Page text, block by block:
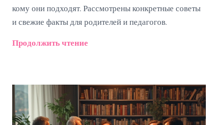
кому они подходят. Рассмотрены конкретные советы
и свежие факты для родителей и педагогов.
Продолжить чтение